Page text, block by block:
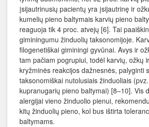
įsijautrinusių pacientų yra įsijautrinę ir
kumelių pieno baltymais karvių pieno
reaguoja tik 4 proc. atvejų [6]. Tai
giminingumu žinduolių taksonomijoje.
filogenetiškai giminingi gyvūnai. Avys ir
tam pačiam pogrupiui, todėl karvių, ožkų
kryžminės reakcijos dažnesnės, palyginti
taksonomiškai nutolusiais žinduoliais
kupranugarių pieno baltymai) [8–10]. Vis
alergijai vieno žinduolio pienui,
kitų žinduolių pieno, kol bus ištirta
baltymams.